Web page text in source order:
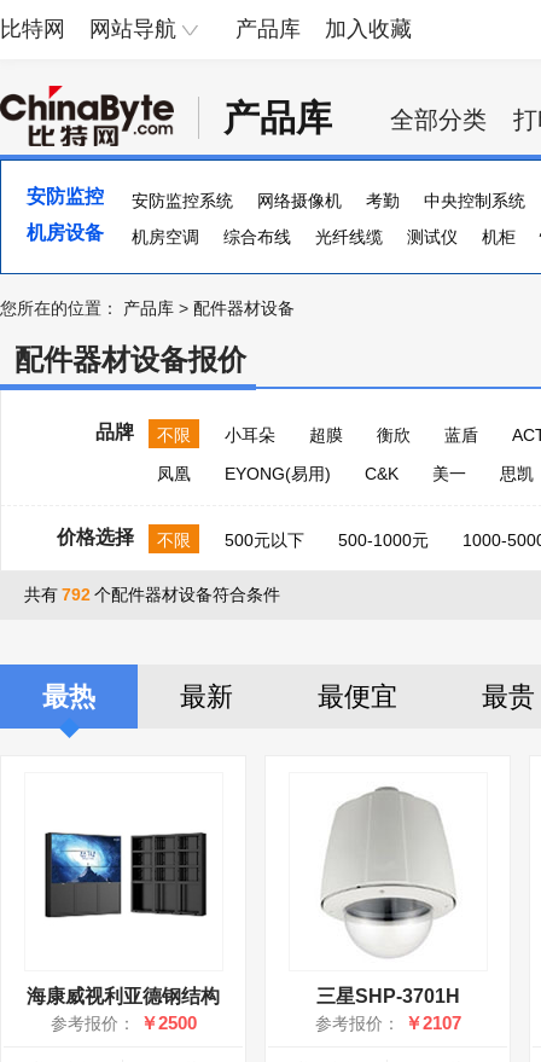
比特网 网站导航 产品库 加入收藏
产品库 全部分类
安防监控 安防监控系统 网络摄像机 考勤
中央控制系统
防盗报警
防爆安检设备 探测器 光端机 智能
机房设备 机房空调 综合布线 光纤线缆 测试仪 机柜
您所在的位置： 产品库 > 配件器材设备
配件器材设备报价
品牌 不限 小耳朵 超膜 衡欣 蓝盾
凤凰
EYONG(易用) C&K 美一 思凯
价格选择 不限 500元以下 500-1000元 1000-
共有792个配件器材设备符合条件
最热 最新 最便宜 最贵
海康威视利亚德钢结构
参考报价： ￥2500
三星SHP-3701H
参考报价： ￥2107